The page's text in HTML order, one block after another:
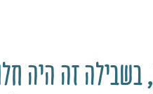
בשבילה זה היה